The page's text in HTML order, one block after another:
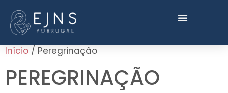
Início / Peregrinação
PEREGRINAÇÃO